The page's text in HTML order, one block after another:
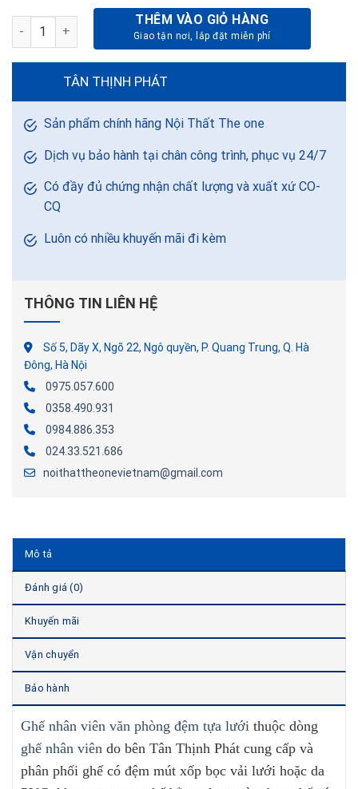
GHẾ NHÂN VIÊN LƯỚI GL308-CHÂN MẠ số lượng
THÊM VÀO GIỎ HÀNG
TÂN THỊNH PHÁT
Sản phẩm chính hãng Nội Thất The one
Dịch vụ bảo hành tại chân công trình, phục vụ 24/7
Có đầy đủ chứng nhận chất lượng và xuất xứ CO-
CQ
Luôn có nhiều khuyến mãi đi kèm
THÔNG TIN LIÊN HỆ
Số 5, Dãy X, Ngõ 22, Ngô quyền, P. Quang Trung, Q. Hà
Đông, Hà Nội
0975.057.600
0358.490.931
0984.886.353
024.33.521.686
noithattheonevietnam@gmail.com
Mô tả
Đánh giá (0)
Khuyến mãi
Vận chuyển
Bảo hành
Ghế nhân viên văn phòng đệm tựa lưới thuộc dòng
ghế nhân viên do bên Tân Thịnh Phát cung cấp và
phân phối ghế có đệm mút xốp bọc vải lưới hoặc da